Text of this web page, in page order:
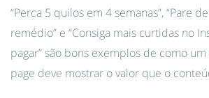
“Perca 5 quilos em 4 semanas”, “Pare
remédio” e “Consiga mais curtidas no
pagar” são bons exemplos de como
page deve mostrar o valor que o